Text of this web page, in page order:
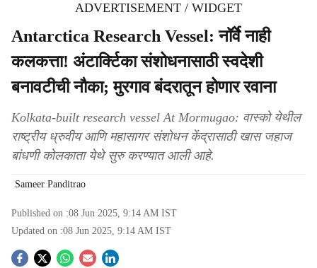
ADVERTISEMENT / WIDGET
Antarctica Research Vessel: नॉर्वे नाही
कलकत्ता! अंटार्क्टिका संशोधनासाठी स्वदेशी
बनावटीची नौका; मुरगाव बंदरातून होणार रवाना
Kolkata-built research vessel At Mormugao: वास्को येथील
राष्ट्रीय ध्रुवीय आणि महासागर संशोधन केंद्रासाठी खास जहाज
बांधणी कोलकाता येथे सुरु करण्यात आली आहे.
Sameer Panditrao
Published on :08 Jun 2025, 9:14 AM IST
Updated on :08 Jun 2025, 9:14 AM IST
S